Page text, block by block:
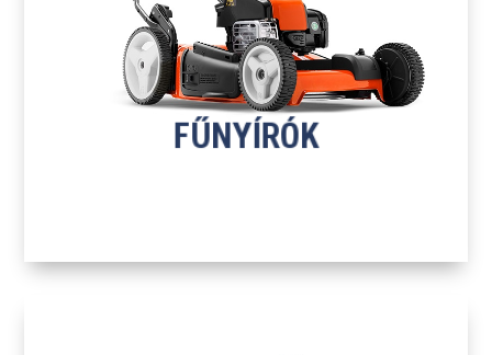
FŰNYÍRÓK
FŰNYÍRÓK
TOVÁBB A TERMÉKEKHEZ